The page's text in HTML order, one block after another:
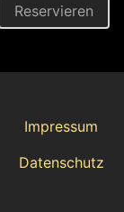
Reservieren
Impressum
Datenschutz